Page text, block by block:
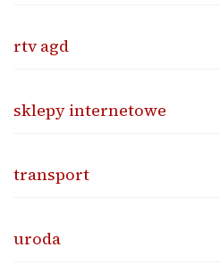
rtv agd
sklepy internetowe
transport
uroda